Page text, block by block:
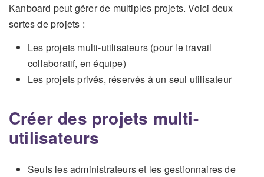
Kanboard peut gérer de multiples projets. Voici deux
sortes de projets :
Les projets multi-utilisateurs (pour le travail
collaboratif, en équipe)
Les projets privés, réservés à un seul utilisateur
Créer des projets multi-
utilisateurs
Seuls les administrateurs et les gestionnaires de